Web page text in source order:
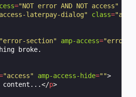
="NOT error AND NOT access"
access-laterpay-dialog" class=
"error-section" amp-access="error"
"access" amp-access-hide="">
</p>